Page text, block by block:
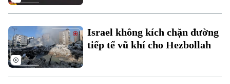
Liên hệ đường dây nóng (bấm để gọi)
Israel không kích chặn đường
tiếp tế vũ khí cho Hezbollah